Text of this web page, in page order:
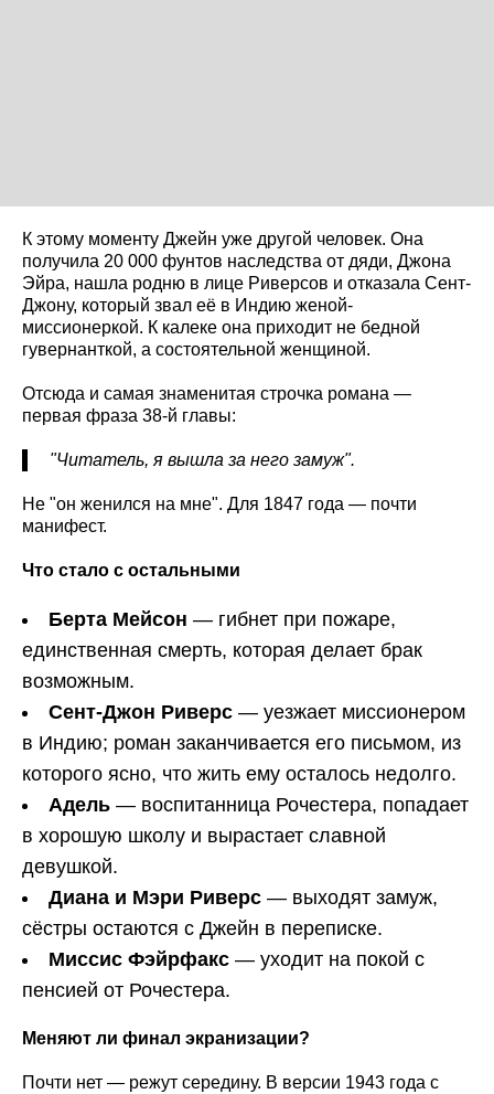
К этому моменту Джейн уже другой человек. Она
получила 20 000 фунтов наследства от дяди, Джона
Эйра, нашла родню в лице Риверсов и отказала Сент-
Джону, который звал её в Индию женой-
миссионеркой. К калеке она приходит не бедной
гувернанткой, а состоятельной женщиной.
Отсюда и самая знаменитая строчка романа —
первая фраза 38-й главы:
"Читатель, я вышла за него замуж".
Не "он женился на мне". Для 1847 года — почти
манифест.
Что стало с остальными
Берта Мейсон — гибнет при пожаре,
единственная смерть, которая делает брак
возможным.
Сент-Джон Риверс — уезжает миссионером
в Индию; роман заканчивается его письмом, из
которого ясно, что жить ему осталось недолго.
Адель — воспитанница Рочестера, попадает
в хорошую школу и вырастает славной
девушкой.
Диана и Мэри Риверс — выходят замуж,
сёстры остаются с Джейн в переписке.
Миссис Фэйрфакс — уходит на покой с
пенсией от Рочестера.
Меняют ли финал экранизации?
Почти нет — режут середину. В версии 1943 года с